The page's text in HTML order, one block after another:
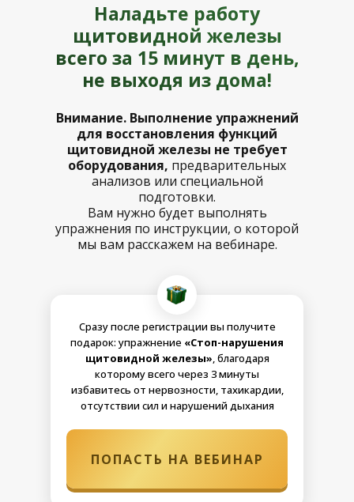
Наладьте работу
щитовидной железы
всего за 15 минут в день,
не выходя из дома!
Внимание. Выполнение упражнений
для восстановления функций
щитовидной железы не требует
оборудования, предварительных
анализов или специальной
подготовки.
Вам нужно будет выполнять
упражнения по инструкции, о которой
мы вам расскажем на вебинаре.
Сразу после регистрации вы получите
подарок: упражнение «Стоп-нарушения
щитовидной железы», благодаря
которому всего через 3 минуты
избавитесь от нервозности, тахикардии,
отсутствии сил и нарушений дыхания
ПОПАСТЬ НА ВЕБИНАР